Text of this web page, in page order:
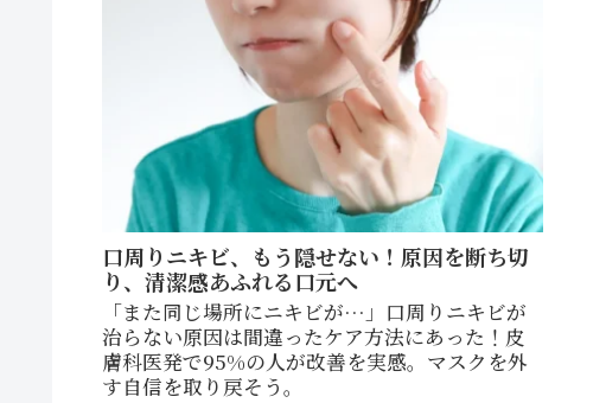
口周りニキビ、もう隠せない！原因を断ち切
り、清潔感あふれる口元へ
「また同じ場所にニキビが…」口周りニキビが
治らない原因は間違ったケア方法にあった！皮
膚科医発で95%の人が改善を実感。マスクを外
す自信を取り戻そう。